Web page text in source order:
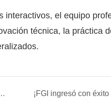
el equipo
técnica, la práctica
en componentes fotovoltaicos y soporte eléctrico.